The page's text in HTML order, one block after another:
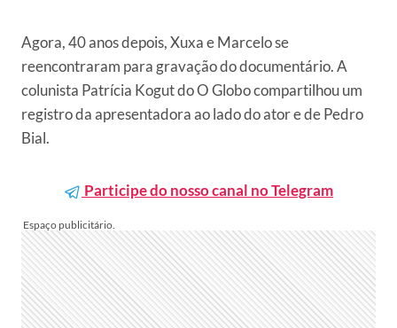
Agora, 40 anos depois, Xuxa e Marcelo se
reencontraram para gravação do documentário. A
colunista Patrícia Kogut do O Globo compartilhou um
registro da apresentadora ao lado do ator e de Pedro
Bial.
Participe do nosso canal no Telegram